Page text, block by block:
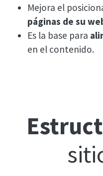
Mejora el
páginas de su
Es la base para
en el contenido.